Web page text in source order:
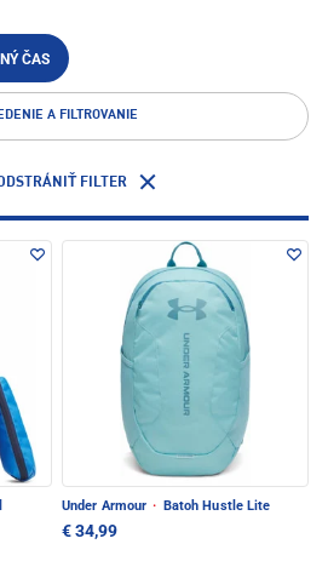
ČAS
A FILTROVANIE
FILTER
Under Armour · Batoh Hustle Lite
€ 34,99